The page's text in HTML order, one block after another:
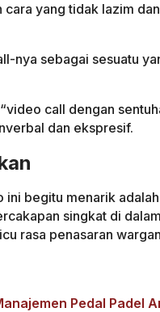
yang tidak lazim
nya sebagai sesuatu
call dengan
dan ekspresif.
ini begitu menarik
singkat di
rasa penasaran
Pedal Padel